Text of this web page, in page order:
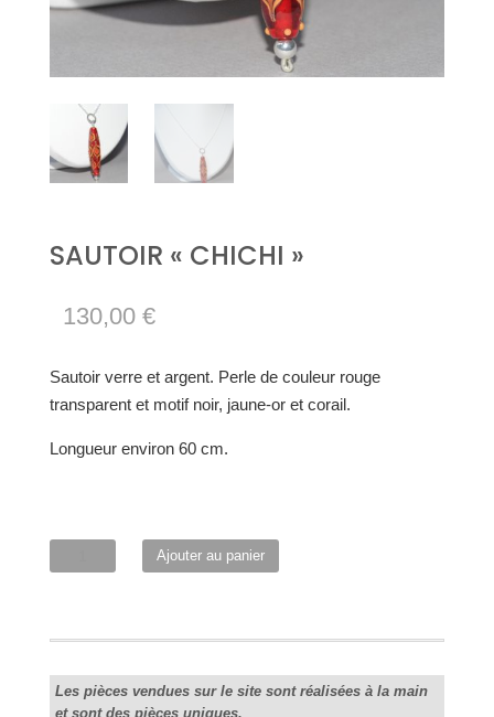
SAUTOIR « CHICHI »
130,00 €
Sautoir verre et argent. Perle de couleur rouge
transparent et motif noir, jaune-or et corail.
Longueur environ 60 cm.
"Chichi"
Ajouter au panier
Les pièces vendues sur le site sont réalisées à la main
et sont des pièces uniques.